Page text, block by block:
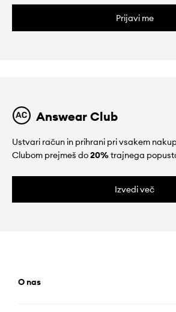
Prijavi me
Answear Club
Ustvari račun in prihrani pri vsakem
Clubom prejmeš do20%trajnega
Izvedi več
O nas